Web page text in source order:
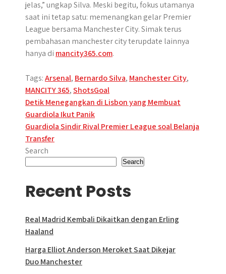
jelas,” ungkap Silva. Meski begitu, fokus utamanya
saat ini tetap satu: memenangkan gelar Premier
League bersama Manchester City. Simak terus
pembahasan manchester city terupdate lainnya
hanya di mancity365.com.
Tags:Arsenal, Bernardo Silva, Manchester City,
MANCITY 365,ShotsGoal
Post
navigation
Detik Menegangkan di Lisbon yang Membuat
Guardiola Ikut Panik
Guardiola Sindir Rival Premier League soal Belanja
Transfer
Search
Search
Recent Posts
Real Madrid Kembali Dikaitkan dengan Erling
Haaland
Harga Elliot Anderson Meroket Saat Dikejar
Duo Manchester